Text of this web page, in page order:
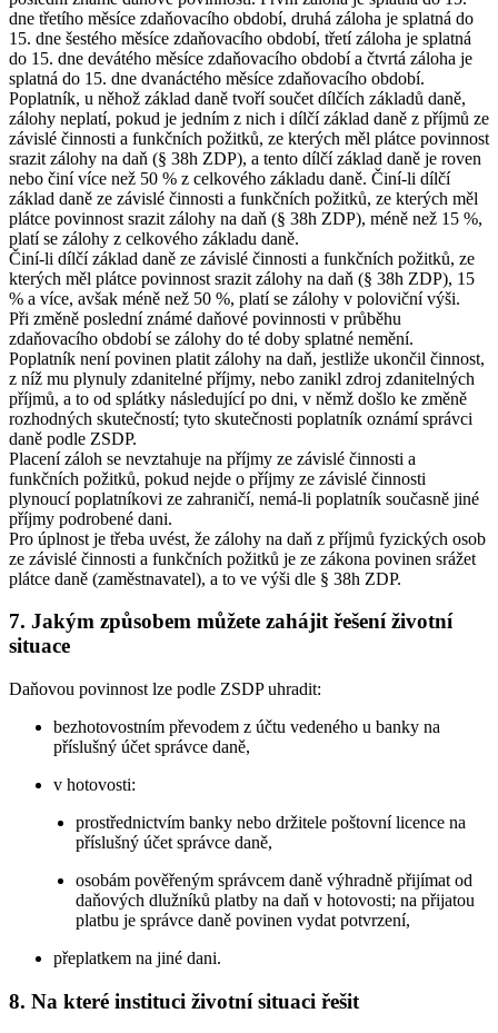
dne třetího měsíce zdaňovacího období, druhá záloha je splatná do
15. dne šestého měsíce zdaňovacího období, třetí záloha je splatná
do 15. dne devátého měsíce zdaňovacího období a čtvrtá záloha je
splatná do 15. dne dvanáctého měsíce zdaňovacího období.
Poplatník, u něhož základ daně tvoří součet dílčích základů daně,
zálohy neplatí, pokud je jedním z nich i dílčí základ daně z příjmů ze
závislé činnosti a funkčních požitků, ze kterých měl plátce povinnost
srazit zálohy na daň (§ 38h ZDP), a tento dílčí základ daně je roven
nebo činí více než 50 % z celkového základu daně. Činí-li dílčí
základ daně ze závislé činnosti a funkčních požitků, ze kterých měl
plátce povinnost srazit zálohy na daň (§ 38h ZDP), méně než 15 %,
platí se zálohy z celkového základu daně.
Činí-li dílčí základ daně ze závislé činnosti a funkčních požitků, ze
kterých měl plátce povinnost srazit zálohy na daň (§ 38h ZDP), 15
% a více, avšak méně než 50 %, platí se zálohy v poloviční výši.
Při změně poslední známé daňové povinnosti v průběhu
zdaňovacího období se zálohy do té doby splatné nemění.
Poplatník není povinen platit zálohy na daň, jestliže ukončil činnost,
z níž mu plynuly zdanitelné příjmy, nebo zanikl zdroj zdanitelných
příjmů, a to od splátky následující po dni, v němž došlo ke změně
rozhodných skutečností; tyto skutečnosti poplatník oznámí správci
daně podle ZSDP.
Placení záloh se nevztahuje na příjmy ze závislé činnosti a
funkčních požitků, pokud nejde o příjmy ze závislé činnosti
plynoucí poplatníkovi ze zahraničí, nemá-li poplatník současně jiné
příjmy podrobené dani.
Pro úplnost je třeba uvést, že zálohy na daň z příjmů fyzických osob
ze závislé činnosti a funkčních požitků je ze zákona povinen srážet
plátce daně (zaměstnavatel), a to ve výši dle § 38h ZDP.
7. Jakým způsobem můžete zahájit řešení životní
situace
Daňovou povinnost lze podle ZSDP uhradit:
bezhotovostním převodem z účtu vedeného u banky na
příslušný účet správce daně,
v hotovosti:
prostřednictvím banky nebo držitele poštovní licence na
příslušný účet správce daně,
osobám pověřeným správcem daně výhradně přijímat od
daňových dlužníků platby na daň v hotovosti; na přijatou
platbu je správce daně povinen vydat potvrzení,
přeplatkem na jiné dani.
8. Na které instituci životní situaci řešit